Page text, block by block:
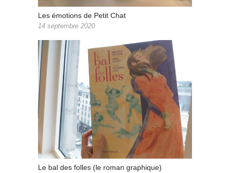
Les émotions de Petit Chat
14 septembre 2020
Le bal des folles (le roman graphique)